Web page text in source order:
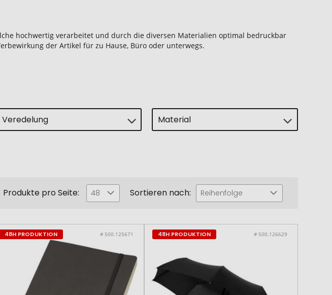
hochwertig verarbeitet und durch die diversen Materialien optimal bedruckbar
der Artikel für zu Hause, Büro oder unterwegs.
Veredelung Material
Produkte pro Seite: 48 Sortieren nach: Reihenfolge
48H PRODUKTION # 500.125671 48H PRODUKTION # 500.126629